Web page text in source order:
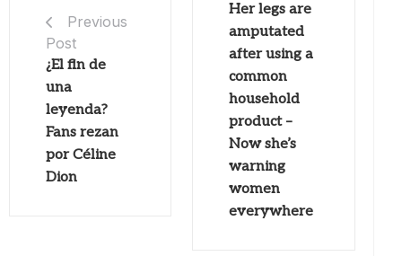
Previous
Post
¿El fin de
una
leyenda?
Fans rezan
por Céline
Dion
Her legs are
amputated
after using a
common
household
product –
Now she’s
warning
women
everywhere